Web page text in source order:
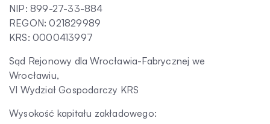
NIP: 899-27-33-884
REGON: 021829989
KRS: 0000413997
Sąd Rejonowy dla Wrocławia-Fabrycznej we
Wrocławiu,
VI Wydział Gospodarczy KRS
Wysokość kapitału zakładowego: